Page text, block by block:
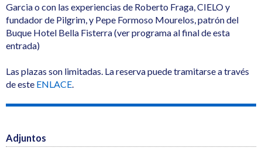
Garcia o con las experiencias de Roberto Fraga, CIELO y
fundador de Pilgrim, y Pepe Formoso Mourelos, patrón del
Buque Hotel Bella Fisterra (ver programa al final de esta
entrada)
Las plazas son limitadas. La reserva puede tramitarse a través
de este ENLACE
Adjuntos